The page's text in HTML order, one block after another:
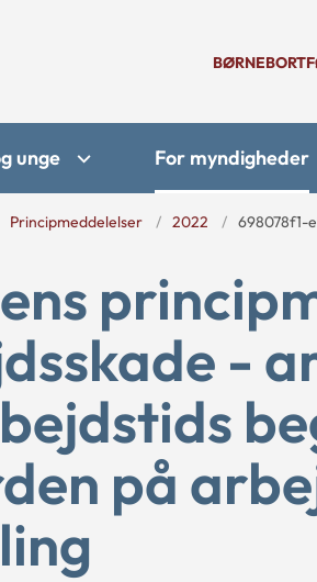
unge For myndigheder
Principmeddelelser 2022 698078f1-
-
på